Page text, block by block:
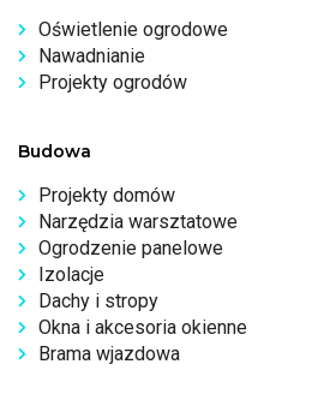
Oświetlenie ogrodowe
Nawadnianie
Projekty ogrodów
Budowa
Projekty domów
Narzędzia warsztatowe
Ogrodzenie panelowe
Izolacje
Dachy i stropy
Okna i akcesoria okienne
Brama wjazdowa